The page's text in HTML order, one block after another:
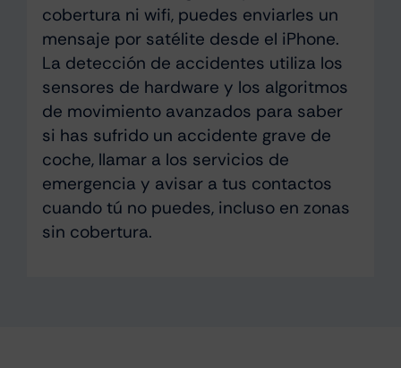
cobertura ni wifi, puedes enviarles un
mensaje por satélite desde el iPhone.
La detección de accidentes utiliza los
sensores de hardware y los algoritmos
de movimiento avanzados para saber
si has sufrido un accidente grave de
coche, llamar a los servicios de
emergencia y avisar a tus contactos
cuando tú no puedes, incluso en zonas
sin cobertura.